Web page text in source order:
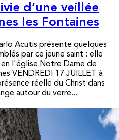
d’une veillée
les Fontaines
Acutis présente quelques
par ce jeune saint : elle
l'église Notre Dame de
VENDREDI 17 JUILLET à
réelle du Christ dans
autour du verre...